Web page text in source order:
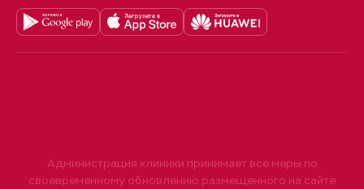
Администрация клиники принимает все меры по
своевременному обновлению размещенного на сайте